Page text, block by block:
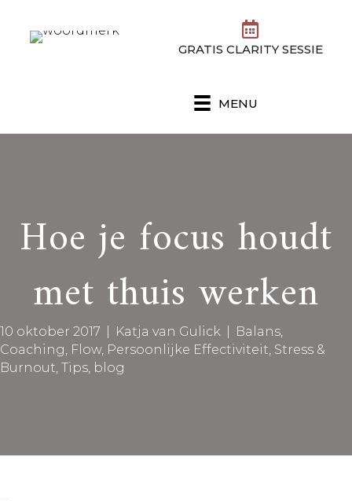
GRATIS CLARITY SESSIE
MENU
Hoe je focus houdt
met thuis werken
10 oktober 2017 Katja van Gulick Balans,
Coaching, Flow, Persoonlijke Effectiviteit, Stress &
Burnout, Tips, blog